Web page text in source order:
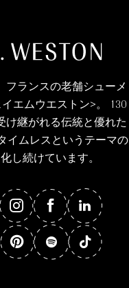
フランスの老舗シューメ
エムウエストン>。 130
け継がれる伝統と優れた
イムレスというテーマの
化し続けています。